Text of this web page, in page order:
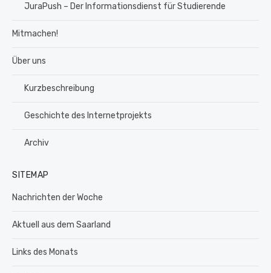
JuraPush – Der Informationsdienst für Studierende
Mitmachen!
Über uns
Kurzbeschreibung
Geschichte des Internetprojekts
Archiv
SITEMAP
Nachrichten der Woche
Aktuell aus dem Saarland
Links des Monats